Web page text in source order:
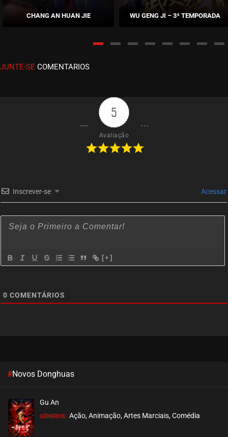
ASSISTIDO
EPISÓDIO 01
novembro 30, 2020
CHANG AN HUAN JIE WU GENG JI – 3ª TEMPORADA
JUNTE-SE COMENTARIOS
5
Avaliação
Inscrever-se Acessar
[+]
0 COMENTÁRIOS
#Novos Donghuas
Gu An
GÊNEROS: Ação, Animação, Artes Marciais, Comédia